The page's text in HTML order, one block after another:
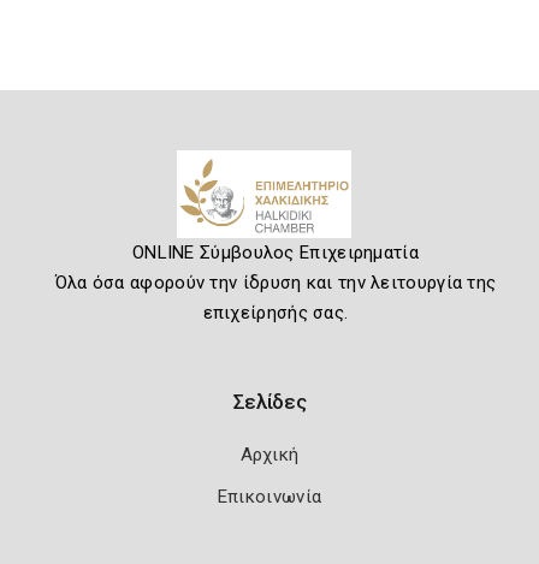
ONLINE Σύμβουλος Επιχειρηματία
Όλα όσα αφορούν την ίδρυση και την λειτουργία της
επιχείρησής σας.
Σελίδες
Αρχική
Επικοινωνία